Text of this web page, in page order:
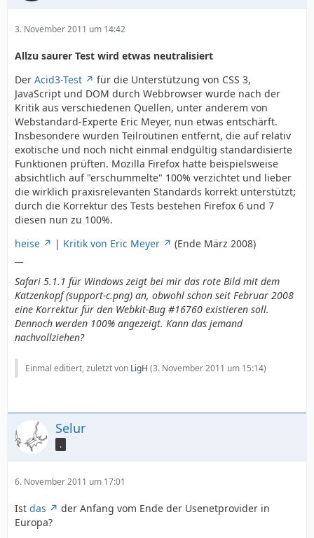
3. November 2011 um 14:42
Allzu saurer Test wird etwas neutralisiert
Der Acid3-Test
für die Unterstützung von CSS 3,
JavaScript und DOM durch Webbrowser wurde nach der
Kritik aus verschiedenen Quellen, unter anderem von
Webstandard-Experte Eric Meyer, nun etwas entschärft.
Insbesondere wurden Teilroutinen entfernt, die auf relativ
exotische und noch nicht einmal endgültig standardisierte
Funktionen prüften. Mozilla Firefox hatte beispielsweise
absichtlich auf "erschummelte" 100% verzichtet und lieber
die wirklich praxisrelevanten Standards korrekt unterstützt;
durch die Korrektur des Tests bestehen Firefox 6 und 7
diesen nun zu 100%.
heise
| Kritik von Eric Meyer
(Ende März 2008)
Safari 5.1.1 für Windows zeigt bei mir das rote Bild mit dem
Katzenkopf (support-c.png) an, obwohl schon seit Februar 2008
eine Korrektur für den Webkit-Bug #16760 existieren soll.
Dennoch werden 100% angezeigt. Kann das jemand
nachvollziehen?
Einmal editiert, zuletzt von LigH (3. November 2011 um 15:14)
Selur
.
6. November 2011 um 17:01
Ist das
der Anfang vom Ende der Usenetprovider in
Europa?